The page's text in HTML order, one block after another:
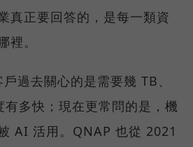
真正要回答的，是每一類資
裡。
過去關心的是需要幾 TB、
多快；現在更常問的是，機
AI 活用。QNAP 也從 2021